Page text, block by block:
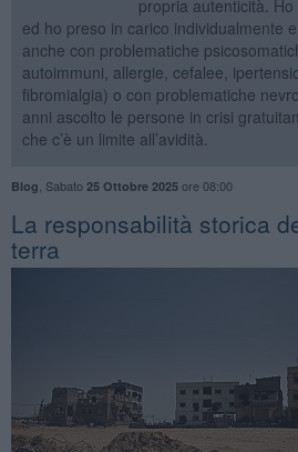
propria autenticità.
ed ho preso in carico individualmente
anche con problematiche
autoimmuni, allergie, cefalee,
fibromialgia) o con problematiche
anni ascolto le persone in crisi
che c’è un limite all’avidità.
Blog Sabato 25 Ottobre 2025ore 08:00
La responsabilità storica
terra